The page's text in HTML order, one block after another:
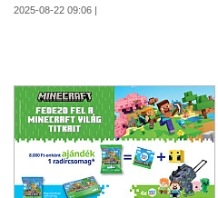
2025-08-22 09:06 |